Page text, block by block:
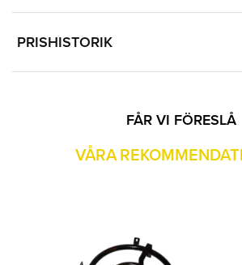
PRISHISTORIK
FÅR VI FÖRESLÅ
VÅRA